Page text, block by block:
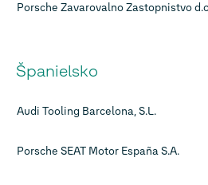
Porsche Zavarovalno Zastopnistvo
Španielsko
Audi Tooling Barcelona, S.L.
Porsche SEAT Motor España S.A.